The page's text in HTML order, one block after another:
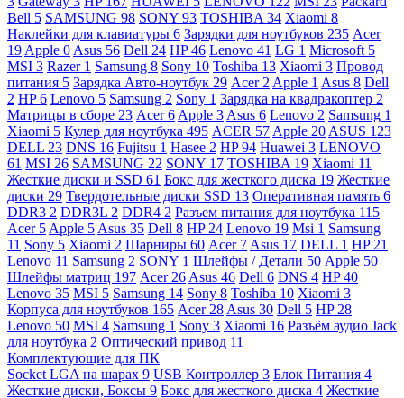
Bell 5 SAMSUNG 98 SONY 93 TOSHIBA 34 Xiaomi 8
Наклейки для клавиатуры 6 Зарядки для ноутбуков 235 Acer
19 Apple 0 Asus 56 Dell 24 HP46 Lenovo 41 LG 1 Microsoft 5
MSI 3 Razer 1 Samsung 8 Sony 10 Toshiba 13 Xiaomi 3 Провод
питания 5 Зарядка Авто-ноутбук 29 Acer 2 Apple 1 Asus 8 Dell
2 HP6 Lenovo 5 Samsung 2 Sony 1 Зарядка на квадракоптер 2
Матрицы в сборе 23 Acer6 Apple 3 Asus 6 Lenovo 2 Samsung 1
Xiaomi 5 Кулер для ноутбука 495 ACER 57 Apple 20 ASUS 123
DELL 23 DNS 16 Fujitsu 1 Hasee 2 HP94 Huawei 3 LENOVO
61 MSI 26 SAMSUNG 22 SONY 17 TOSHIBA 19 Xiaomi 11
Жесткие диски и SSD 61 Бокс для жесткого диска 19 Жесткие
диски 29 Твердотельные диски SSD 13 Оперативная память 6
DDR3 2 DDR3L 2 DDR4 2 Разъем питания для ноутбука 115
Acer 5 Apple 5 Asus 35 Dell 8 HP 24 Lenovo 19 Msi 1 Samsung
11 Sony 5 Xiaomi 2 Шарниры 60 Acer 7 Asus 17 DELL 1 HP 21
Lenovo 11 Samsung 2 SONY 1 Шлейфы / Детали 50 Apple 50
Шлейфы матриц 197 Acer 26 Asus 46 Dell 6 DNS 4 HP40
Lenovo 35 MSI 5 Samsung 14 Sony 8 Toshiba 10 Xiaomi 3
Корпуса для ноутбуков 165 Acer 28 Asus 30 Dell 5 HP 28
Lenovo 50 MSI 4 Samsung 1 Sony 3 Xiaomi 16 Разъём аудио Jack
для ноутбука 2 Оптический привод 11
Комплектующие для ПК
Socket LGA на шарах 9 USB Контроллер 3 Блок Питания 4
Жесткие диски, Боксы 9 Бокс для жесткого диска 4 Жесткие